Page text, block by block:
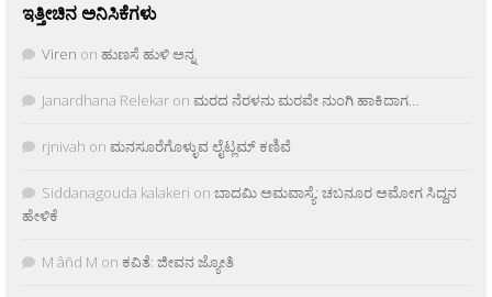
ಇತ್ತೀಚಿನ ಅನಿಸಿಕೆಗಳು
Viren on ಹುಣಸೆ ಹುಳಿ ಅನ್ನ
Janardhana Relekar on ಮರದ ನೆರಳನು ಮರವೇ ನುಂಗಿ ಹಾಕಿದಾಗ…
rjnivah on ಮನಸೂರೆಗೊಳ್ಳುವ ಲೈಟ್ಲಮ್ ಕಣಿವೆ
Siddanagouda kalakeri on ಬಾದಮಿ ಅಮವಾಸ್ಯೆ: ಚಬನೂರ ಅಮೋಗ ಸಿದ್ದನ
ಹೇಳಿಕೆ
M âñd M on ಕವಿತೆ: ಜೀವನ ಜ್ಯೋತಿ